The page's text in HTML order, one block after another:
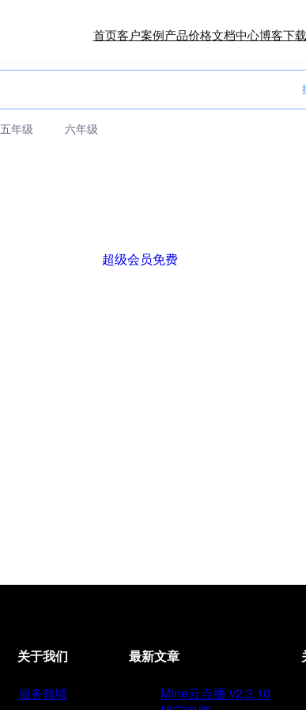
首页客户案例产品价格文档中心博客下载
五年级 六年级
超级会员免费
关于我们
服务领域
最新文章
Mine云点播 v2.3.10